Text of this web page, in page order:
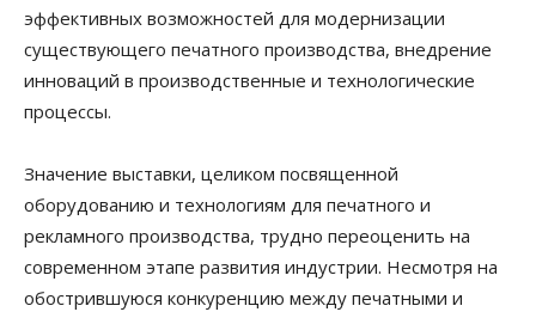
эффективных возможностей для модернизации
существующего печатного производства, внедрение
инноваций в производственные и технологические
процессы.
Значение выставки, целиком посвященной
оборудованию и технологиям для печатного и
рекламного производства, трудно переоценить на
современном этапе развития индустрии. Несмотря на
обострившуюся конкуренцию между печатными и